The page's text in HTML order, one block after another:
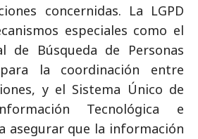
concernidas. La LGPD
especiales como el
de Búsqueda de Personas
para la coordinación entre
y el Sistema Único de
Tecnológica e
asegurar que la información